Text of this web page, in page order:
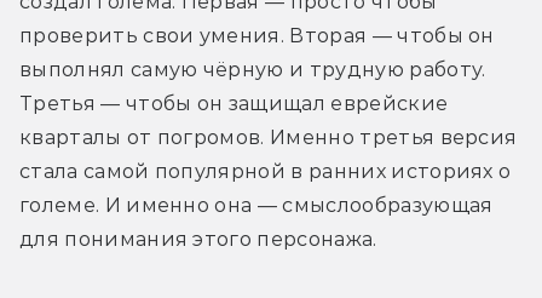
проверить свои умения. Вторая — чтобы он
выполнял самую чёрную и трудную работу.
Третья — чтобы он защищал еврейские
кварталы от погромов. Именно третья версия
стала самой популярной в ранних историях о
големе. И именно она — смыслообразующая
для понимания этого персонажа.